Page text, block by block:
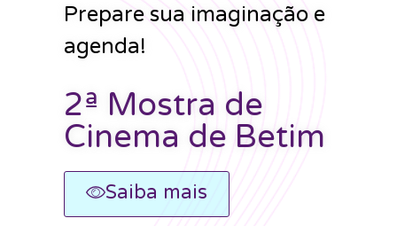
Prepare sua imaginação e
agenda!
2ª Mostra de
Cinema de Betim
Saiba mais